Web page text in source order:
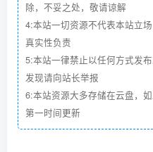
除，不妥之处，敬请谅解
4:本站一切资源不代表本站立
真实性负责
5:本站一律禁止以任何方式发
发现请向站长举报
6:本站资源大多存储在云盘，
第一时间更新